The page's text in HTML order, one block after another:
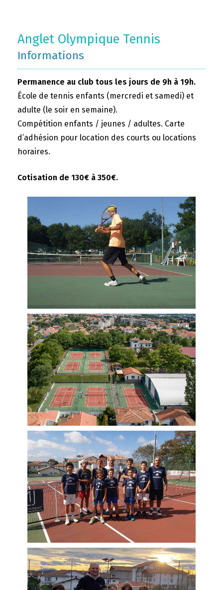
Anglet Olympique Tennis
Informations
Permanence au club tous les jours de 9h à 19h.
École de tennis enfants (mercredi et samedi) et
adulte (le soir en semaine).
Compétition enfants / jeunes / adultes. Carte
d’adhésion pour location des courts ou locations
horaires.
Cotisation de 130€ à 350€.